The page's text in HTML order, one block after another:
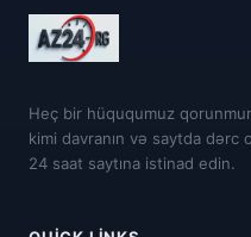
Heç bir hüququmuz
kimi davranın və saytda dərc
24 saat saytına istinad edin.